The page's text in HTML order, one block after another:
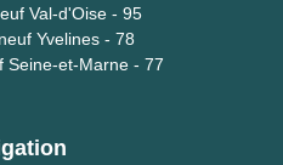
Val-d'Oise - 95
Yvelines - 78
Seine-et-Marne - 77